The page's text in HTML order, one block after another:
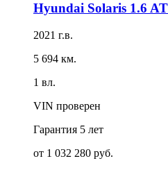
Hyundai Solaris 1.6
2021 г.в.
5 694 км.
1 вл.
VIN проверен
Гарантия 5 лет
от 1 032 280 руб.